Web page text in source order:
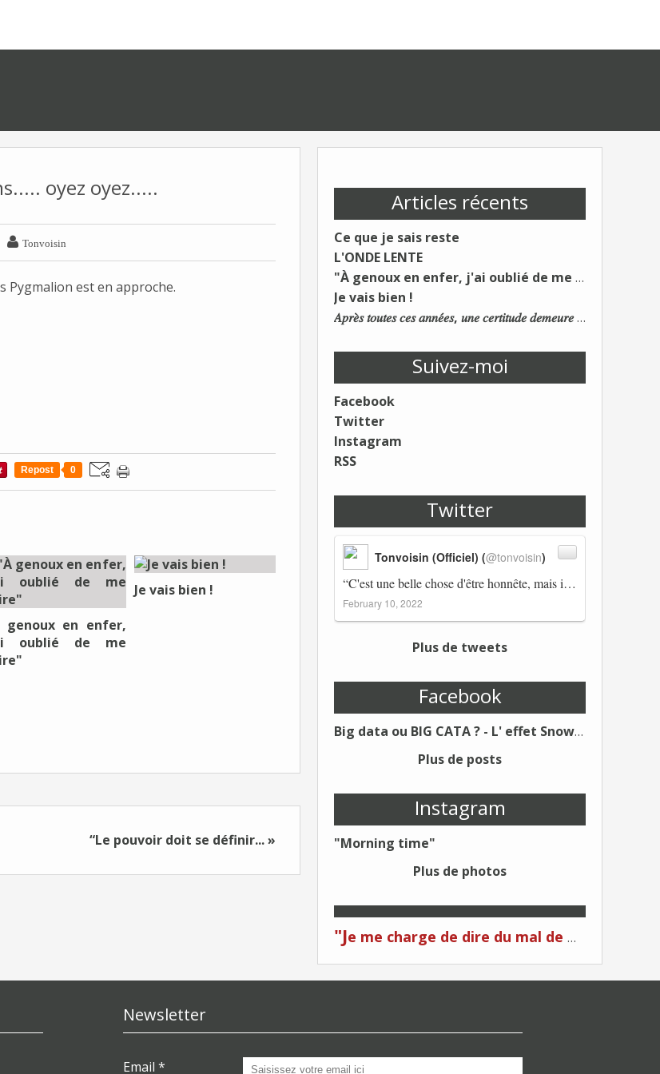
Articles récents
Ce que je sais reste
L'ONDE LENTE
"À genoux en enfer, j'ai oublié de me taire"
Je vais bien !
𝐴𝑝𝑟𝑒̀𝑠 𝑡𝑜𝑢𝑡𝑒𝑠 𝑐𝑒𝑠 𝑎𝑛𝑛𝑒́𝑒𝑠, 𝑢𝑛𝑒 𝑐𝑒𝑟𝑡𝑖𝑡𝑢𝑑𝑒 𝑑𝑒𝑚𝑒𝑢𝑟𝑒 : 𝐿𝑒 𝑚𝑜𝑛𝑑𝑒 𝑑𝑢 𝑡𝑟𝑎𝑣𝑎𝑖𝑙 𝑐ℎ𝑎𝑛𝑔𝑒. 𝐿𝑒𝑠 𝑐𝑜𝑛𝑠 𝑠'𝑎𝑑𝑎𝑝𝑡𝑒𝑛𝑡 :)
Suivez-moi
Facebook
Twitter
Instagram
RSS
Twitter
“C'est une belle chose d'être honnête, mais il est également important d'avoir raison.” Winston Churchill Réplico…
Tonvoisin (Officiel) (@tonvoisin)
February 10, 2022
Plus de tweets
Facebook
Big data ou BIG CATA ? - L' effet Snowden - Editions Kawa - Un Éditeur différent !
Plus de posts
Instagram
"Morning time"
Plus de photos
"Je me charge de dire du mal de moi... Quand on me critique... C'est du plagiat ! "
oyez oyez.....
 Tonvoisin
Pygmalion est en approche.
Repost 0
genoux en enfer,
oublié de me
Je vais bien !
“Le pouvoir doit se définir... »
Newsletter
Email